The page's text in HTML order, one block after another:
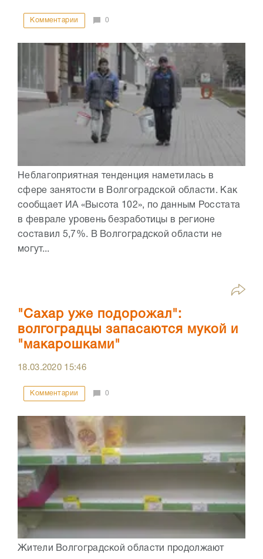
Комментарии 0
Неблагоприятная тенденция наметилась в
сфере занятости в Волгоградской области. Как
сообщает ИА «Высота 102», по данным Росстата
в феврале уровень безработицы в регионе
составил 5,7%. В Волгоградской области не
могут...
"Сахар уже подорожал":
волгоградцы запасаются мукой и
"макарошками"
18.03.2020 15:46
Комментарии 0
Жители Волгоградской области продолжают